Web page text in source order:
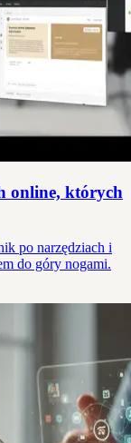
online, których
po narzędziach i
do góry nogami.